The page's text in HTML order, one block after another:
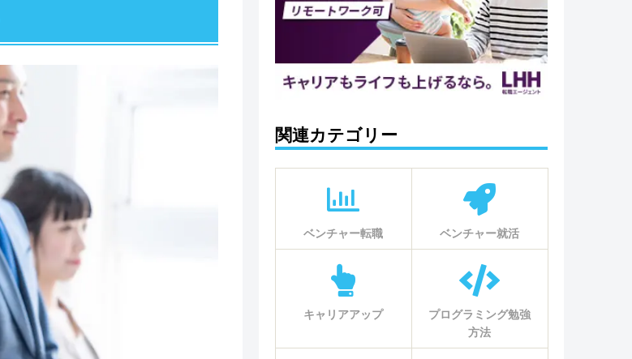
関連カテゴリー
ベンチャー転職 ベンチャー就活
キャリアアップ
プログラミング勉強
方法